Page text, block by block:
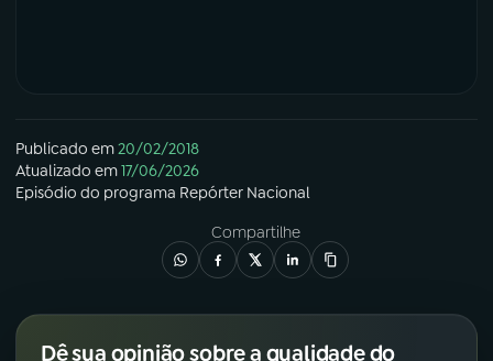
Publicado em20/02/2018
Atualizado em17/06/2026
Episódio do programa Repórter Nacional
Compartilhe
Dê sua opinião sobre a qualidade do